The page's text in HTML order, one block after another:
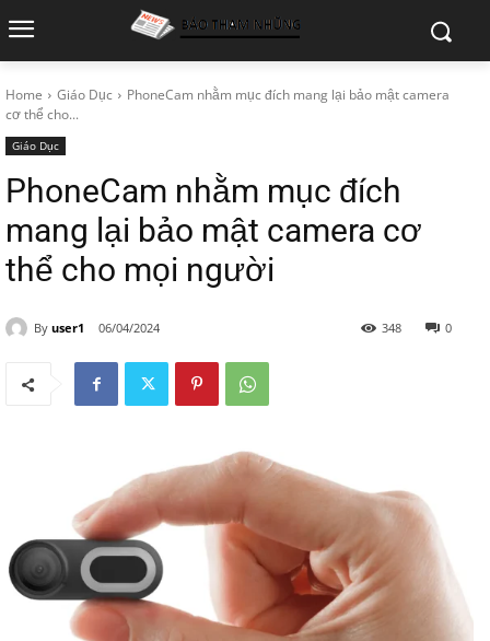
Home Giáo Dục
PhoneCam nhằm mục đích mang lại bảo mật camera
cơ thể cho...
Giáo Dục
PhoneCam nhằm mục đích
mang lại bảo mật camera cơ
thể cho mọi người
By user1 06/04/2024 0
348